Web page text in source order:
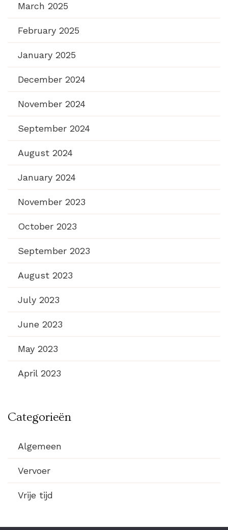
March 2025
February 2025
January 2025
December 2024
November 2024
September 2024
August 2024
January 2024
November 2023
October 2023
September 2023
August 2023
July 2023
June 2023
May 2023
April 2023
Categorieën
Algemeen
Vervoer
Vrije tijd